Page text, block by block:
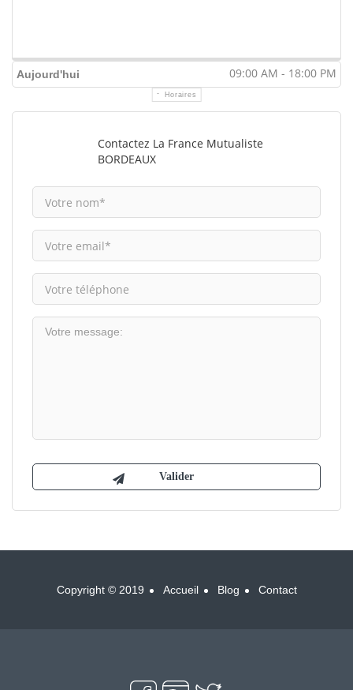
Aujourd'hui 09:00 AM - 18:00 PM
Horaires
Contactez La France Mutualiste
BORDEAUX
Copyright © 2019 Accueil Blog Contact